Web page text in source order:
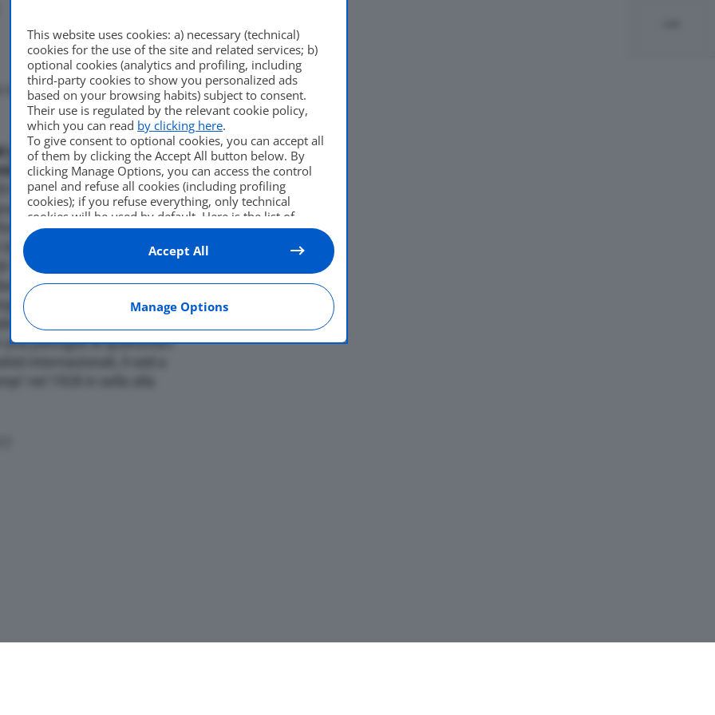
Diadminuser
14 Ottobre 2008
capitale tedesca avverra’
gruppo Piaggio, si e’
degli Interni del
motociclette che saranno
delle Norge 850 nella
dell’anno. Il modello
Guzzi dalla
90°, con cambio a sei
Battezzata come
la granturismo della
anche nella cilindrata
una pattuglia di quattordici
This website uses cookies: a) necessary (technical)
cookies for the use of the site and related services; b)
optional cookies (analytics and profiling, including
third-party cookies to show you personalized ads
based on your browsing habits) subject to consent.
Their use is regulated by the relevant cookie policy,
which you can read by clicking here.
To give consent to optional cookies, you can accept all
of them by clicking the Accept All button below. By
clicking Manage Options, you can access the control
panel and refuse all cookies (including profiling
cookies); if you refuse everything, only technical
cookies will be used by default. Here is the list of
providers. Cookie consent will be stored and applied
also to the other websites of Editoriale Nazionale and
their subdomains. By expressing your choice on this
site, you will therefore not be asked again on other
Editoriale Nazionale websites that use the same
consent management platform (CMP). You can still
modify or withdraw your choice at any time through
Manage Options
Accept All